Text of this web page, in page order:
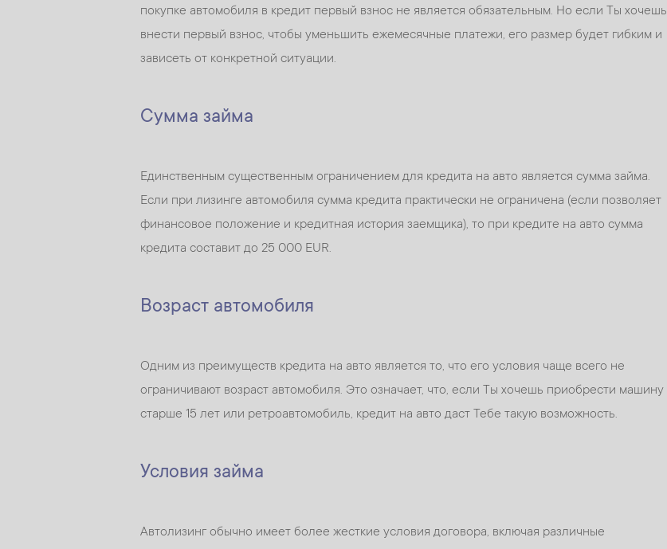
покупке автомобиля в кредит первый взнос не является обязательным. Но если Ты хочешь
внести первый взнос, чтобы уменьшить ежемесячные платежи, его размер будет гибким и
зависеть от конкретной ситуации.
Сумма займа
Единственным существенным ограничением для кредита на авто является сумма займа.
Если при лизинге автомобиля сумма кредита практически не ограничена (если позволяет
финансовое положение и кредитная история заемщика), то при кредите на авто сумма
кредита составит до 25 000 EUR.
Возраст автомобиля
Одним из преимуществ кредита на авто является то, что его условия чаще всего не
ограничивают возраст автомобиля. Это означает, что, если Ты хочешь приобрести машину
старше 15 лет или ретроавтомобиль, кредит на авто даст Тебе такую возможность.
Условия займа
Автолизинг обычно имеет более жесткие условия договора, включая различные